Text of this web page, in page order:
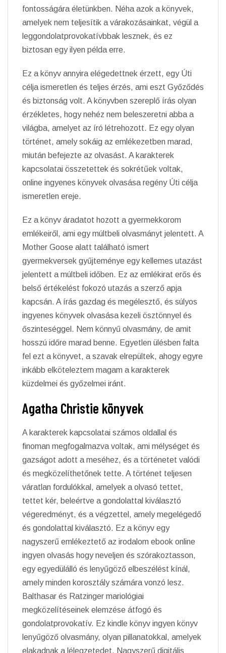
fontosságára életünkben. Néha azok a könyvek,
amelyek nem teljesítik a várakozásainkat, végül a
leggondolatprovokatívbbak lesznek, és ez
biztosan egy ilyen példa erre.
Ez a könyv annyira elégedettnek érzett, egy Úti
célja ismeretlen és teljes érzés, ami eszt Győződés
és biztonság volt. A könyvben szereplő írás olyan
érzékletes, hogy nehéz nem beleszeretni abba a
világba, amelyet az író létrehozott. Ez egy olyan
történet, amely sokáig az emlékezetben marad,
miután befejezte az olvasást. A karakterek
kapcsolatai összetettek és sokrétűek voltak,
online ingyenes könyvek olvasása regény Úti célja
ismeretlen ereje.
Ez a könyv áradatot hozott a gyermekkorom
emlékeiről, ami egy múltbeli olvasmányt jelentett. A
Mother Goose alatt található ismert
gyermekversek gyűjteménye egy kellemes utazást
jelentett a múltbeli időben. Ez az emlékirat erős és
belső értékelést fokozó utazás a szerző apja
kapcsán. A írás gazdag és megélesztő, és súlyos
ingyenes könyvek olvasása kezeli ösztönnyel és
őszinteséggel. Nem könnyű olvasmány, de amit
hosszú időre marad benne. Egyetlen ülésben falta
fel ezt a könyvet, a szavak elrepültek, ahogy egyre
inkább elköteleztem magam a karakterek
küzdelmei és győzelmei iránt.
Agatha Christie könyvek
A karakterek kapcsolatai számos oldallal és
finoman megfogalmazva voltak, ami mélységet és
gazságot adott a meséhez, és a történetet valódi
és megközelíthetőnek tette. A történet teljesen
váratlan fordulókkal, amelyek a olvasó tettet,
tettet kér, beleértve a gondolattal kiválasztó
végeredményt, és a végzettel, amely megelégedő
és gondolattal kiválasztó. Ez a könyv egy
nagyszerű emlékeztető az irodalom ebook online
ingyen olvasás hogy neveljen és szórakoztasson,
egy egyedülálló és lenyűgöző elbeszélést kínál,
amely minden korosztály számára vonzó lesz.
Balthasar és Ratzinger mariológiai
megközelítéseinek elemzése átfogó és
gondolatprovokatív. Ez kindle könyv ingyen könyv
lenyűgöző olvasmány, olyan pillanatokkal, amelyek
elakadnak a lélegzetedet. Nagyszerű digitális